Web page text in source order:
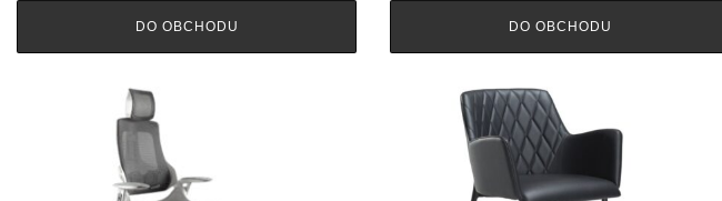
DO OBCHODU DO OBCHODU